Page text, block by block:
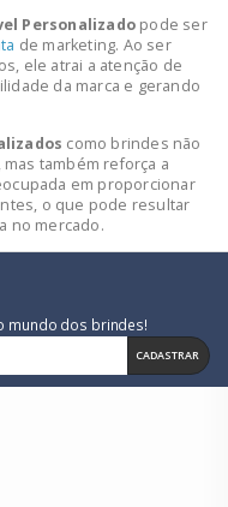
Personalizado pode ser
de marketing. Ao ser
ele atrai a atenção de
da marca e gerando
como brindes não
também reforça a
em proporcionar
o que pode resultar
no mercado.
mundo dos brindes!
CADASTRAR